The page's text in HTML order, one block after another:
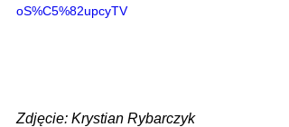
oS%C5%82upcyTV
Zdjęcie: Krystian Rybarczyk